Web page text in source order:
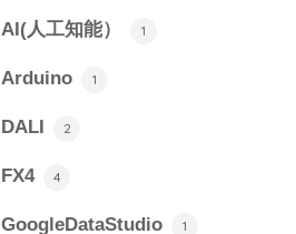
AI(人工知能） 1
Arduino 1
DALI 2
FX4 4
GoogleDataStudio 1